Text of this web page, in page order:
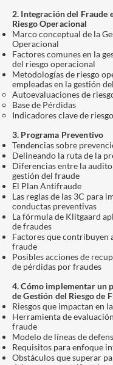
2. Integración del Fraude
Riesgo Operacional
Marco conceptual de la
Operacional
Factores comunes en la
del riesgo operacional
Metodologías de riesgo
empleadas en la gestión
Autoevaluaciones de
Base de Pérdidas
Indicadores clave de riesgo
3. Programa Preventivo
Tendencias sobre
Delineando la ruta de la
Diferencias entre la
gestión del fraude
El Plan Antifraude
Las reglas de las 3C para
conductas preventivas
La fórmula de Klitgaard
de fraudes
Factores que contribuyen
fraude
Posibles acciones de
de pérdidas por fraudes
4. Cómo implementar un
de Gestión del Riesgo de
Riesgos que impactan en
Herramienta de
fraude
Modelo de líneas de
Requisitos para enfoque
Obstáculos que superar